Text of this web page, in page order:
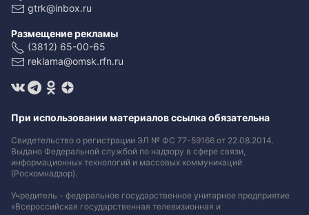
gtrk@inbox.ru
Размещение рекламы
(3812) 65-00-65
reklama@omsk.rfn.ru
При использовании материалов ссылка обязательна
Свидетельство о регистрации ЭЛ № ФС 77-59166 от 22.08.2014.
Выдано Федеральной службой по надзору в сфере связи,
информационных технологий и массовых коммуникаций
(Роскомнадзор).
Учредитель - федеральное государственное унитарное предприятие
«Всероссийская государственная телевизионная и